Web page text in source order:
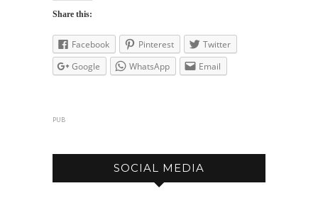
Share this:
Facebook Pinterest
Twitter
Google
WhatsApp Email
PUB
SOCIAL MEDIA